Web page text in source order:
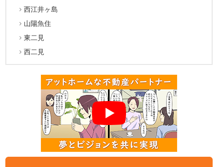
西江井ヶ島
山陽魚住
東二見
西二見